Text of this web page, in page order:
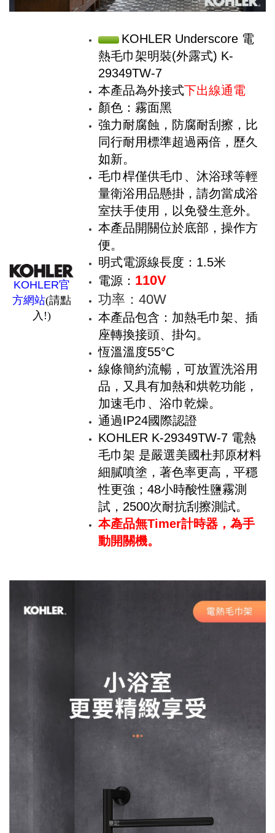
KOHLER官
方網站(請點
入!)
KOHLER Underscore 電
熱毛巾架明裝(外露式) K-
29349TW-7
本產品為外接式下出線通電
顏色：霧面黑
強力耐腐蝕，防腐耐刮擦，比
同行耐用標準超過兩倍，歷久
如新。
毛巾桿僅供毛巾、沐浴球等輕
量衛浴用品懸掛，請勿當成浴
室扶手使用，以免發生意外。
本產品開關位於底部，操作方
便。
明式電源線長度：1.5米
電源： 110V
功率：40W
本產品包含：加熱毛巾架、插
座轉換接頭、掛勾。
恆溫溫度55°C
線條簡約流暢，可放置洗浴用
品，又具有加熱和烘乾功能，
加速毛巾、浴巾乾燥。
通過IP24國際認證
KOHLER K-29349TW-7 電熱
毛巾架 是嚴選美國杜邦原材料
細膩噴塗，著色率更高，平穩
性更強；48小時酸性鹽霧測
試，2500次耐抗刮擦測試。
本產品無Timer計時器，為手
動開關機。